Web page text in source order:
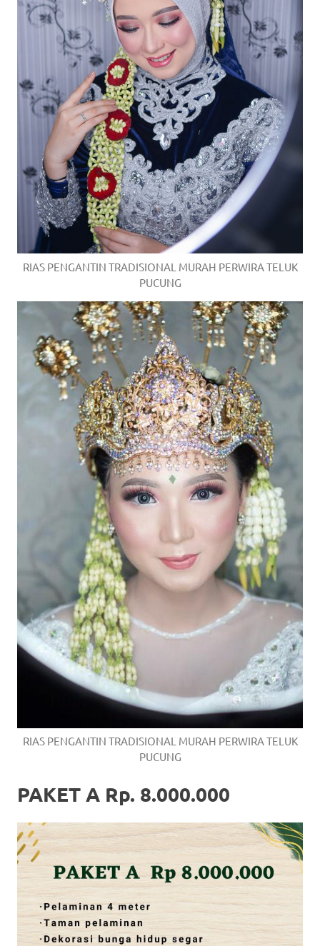
RIAS PENGANTIN TRADISIONAL MURAH PERWIRA TELUK
PUCUNG
RIAS PENGANTIN TRADISIONAL MURAH PERWIRA TELUK
PUCUNG
PAKET A Rp. 8.000.000